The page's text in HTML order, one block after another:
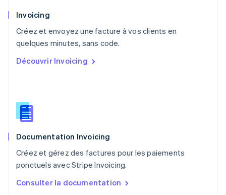
Invoicing
Créez et envoyez une facture à vos clients en
quelques minutes, sans code.
Découvrir Invoicing
Documentation Invoicing
Créez et gérez des factures pour les paiements
ponctuels avec Stripe Invoicing.
Consulter la documentation
Pays-Bas
Nederlands
Pologne
English
PortuguêsEnglish
English
Roumanie
Royaume-Uni
Singapour
English 简体中文
English